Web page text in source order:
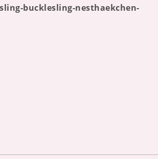
bucklesling-nesthaekchen-